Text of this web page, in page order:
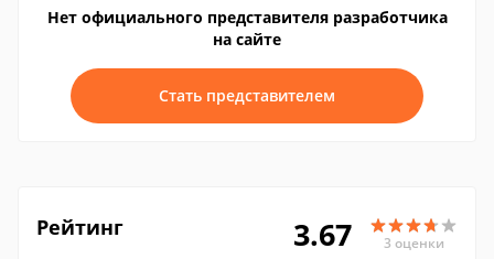
Нет официального представителя разработчика
на сайте
Стать представителем
Рейтинг 3.67 3 оценки